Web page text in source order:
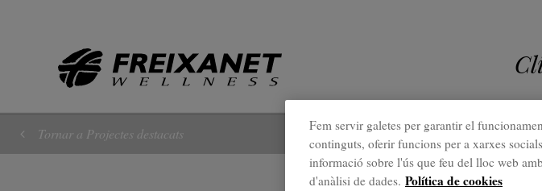
Tornar a Projectes destacats
Fem servir galetes per garantir el
continguts, oferir funcions per a xarxes
informació sobre l'ús que feu del lloc web
d'anàlisi de dades. Política de cookies